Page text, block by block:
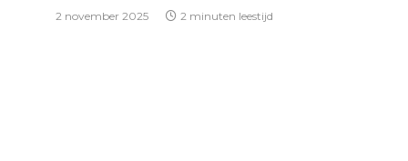
2 november 2025 2 minuten leestijd